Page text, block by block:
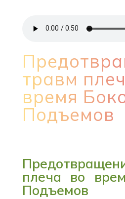
травм
время
Подъемов
плеча во
Подъемов